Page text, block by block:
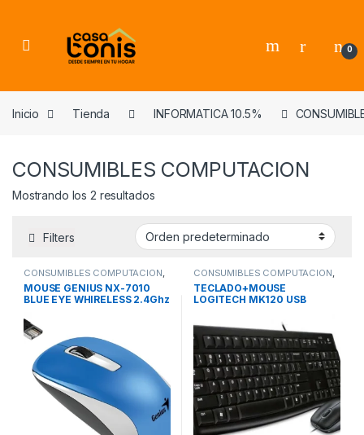
0
Inicio Tienda INFORMATICA 10.5%
CONSUMIBLES COMPUTACION
Mostrando los 2 resultados
Filters
CONSUMIBLES COMPUTACION,
INFORMATICA 10.5%
MOUSE GENIUS NX-7010
BLUE EYE WHIRELESS 2.4Ghz
CONSUMIBLES COMPUTACION,
INFORMATICA 10.5%
TECLADO+MOUSE
LOGITECH MK120 USB